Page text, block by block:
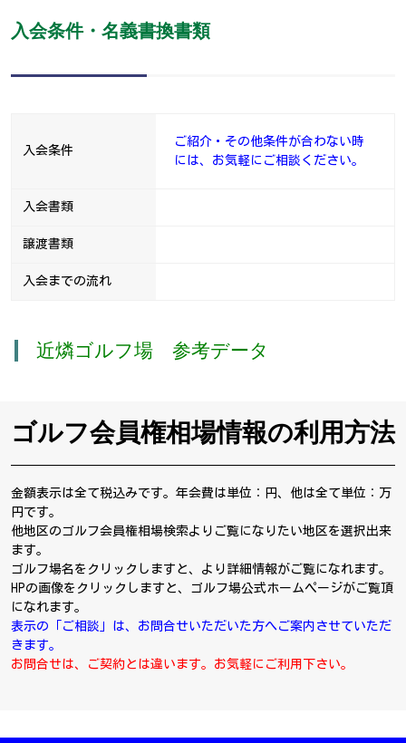
入会条件・名義書換書類
入会条件
ご紹介・その他条件が合わない時
には、お気軽にご相談ください。
入会書類
譲渡書類
入会までの流れ
近燐ゴルフ場 参考データ
ゴルフ会員権相場情報の利用方法
金額表示は全て税込みです。年会費は単位：円、他は全て単位：万
円です。
他地区のゴルフ会員権相場検索よりご覧になりたい地区を選択出来
ます。
ゴルフ場名をクリックしますと、より詳細情報がご覧になれます。
HPの画像をクリックしますと、ゴルフ場公式ホームページがご覧頂
になれます。
表示の「ご相談」は、お問合せいただいた方へご案内させていただ
きます。
お問合せは、ご契約とは違います。お気軽にご利用下さい。